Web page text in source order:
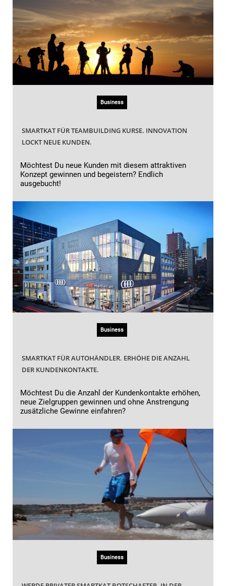
Business
SMARTKAT FÜR TEAMBUILDING KURSE. INNOVATION
LOCKT NEUE KUNDEN.
Möchtest Du neue Kunden mit diesem attraktiven
Konzept gewinnen und begeistern? Endlich
ausgebucht!
Business
SMARTKAT FÜR AUTOHÄNDLER. ERHÖHE DIE ANZAHL
DER KUNDENKONTAKTE.
Möchtest Du die Anzahl der Kundenkontakte erhöhen,
neue Zielgruppen gewinnen und ohne Anstrengung
zusätzliche Gewinne einfahren?
Business